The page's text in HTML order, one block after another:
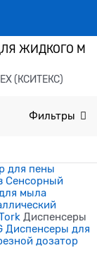
ЖИДКОГО
(КСИТЕКС)
Фильтры
для пены
Сенсорный
мыла
Диспенсеры
Диспенсеры для
дозатор